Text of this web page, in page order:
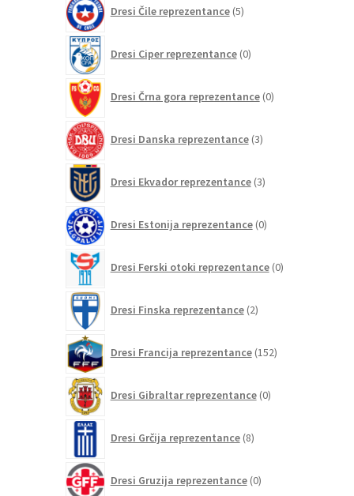
Dresi Čile reprezentance 5izdelkov
Dresi Ciper reprezentance 0izdelkov
Dresi Črna gora reprezentance 0izdelkov
Dresi Danska reprezentance 3izdelki
Dresi Ekvador reprezentance 3izdelki
Dresi Estonija reprezentance 0izdelkov
Dresi Ferski otoki reprezentance 0izdelkov
Dresi Finska reprezentance 2izdelka
Dresi Francija reprezentance 152izdelkov
Dresi Gibraltar reprezentance 0izdelkov
Dresi Grčija reprezentance 8izdelkov
Dresi Gruzija reprezentance 0izdelkov